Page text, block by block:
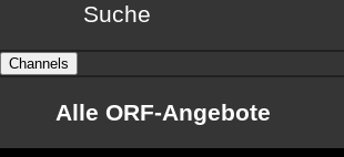
Suche
Channels
Alle ORF-Angebote